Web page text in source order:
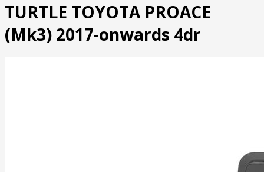
TURTLE TOYOTA PROACE
(Mk3) 2017-onwards 4dr